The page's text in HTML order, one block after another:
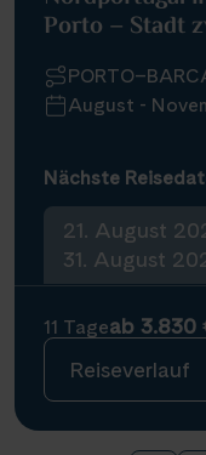
Porto – Stadt
August -
Nächste
21. August
31. August
11 Tageab 3.830
Reiseverlauf